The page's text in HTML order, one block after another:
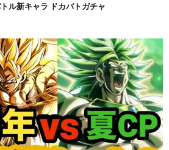
ル新キャラ ドカバトガチャ